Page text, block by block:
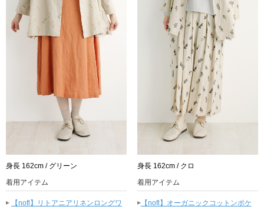
身長 162cm / グリーン
着用アイテム
▸
【nofl】リトアニアリネンロングワ
身長 162cm / クロ
着用アイテム
▸【nofl】オーガニックコットンポケ